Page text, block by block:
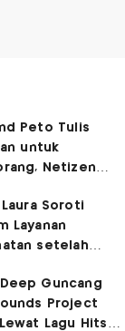
Peto Tulis
untuk
Netizen
'Gen Z
Soroti
Layanan
setelah
Guncang
Project
Lagu Hits